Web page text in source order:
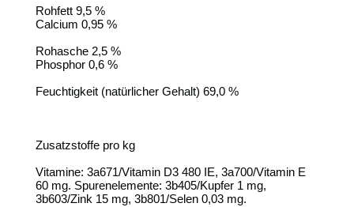
Rohfett 9,5 %
Calcium 0,95 %
Rohasche 2,5 %
Phosphor 0,6 %
Feuchtigkeit (natürlicher Gehalt) 69,0 %
Zusatzstoffe pro kg
Vitamine: 3a671/Vitamin D3 480 IE, 3a700/Vitamin E
60 mg. Spurenelemente: 3b405/Kupfer 1 mg,
3b603/Zink 15 mg, 3b801/Selen 0,03 mg.